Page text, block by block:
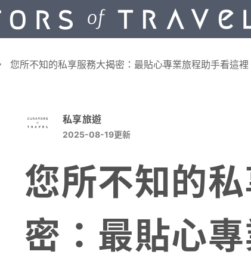
您所不知的私享服務大揭密：最貼心專業旅程助手看這裡
私享旅遊
2025-08-19更新
您所不知的
密：最貼心